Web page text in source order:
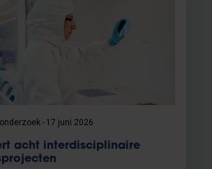
17 juni 2026
acht interdisciplinaire